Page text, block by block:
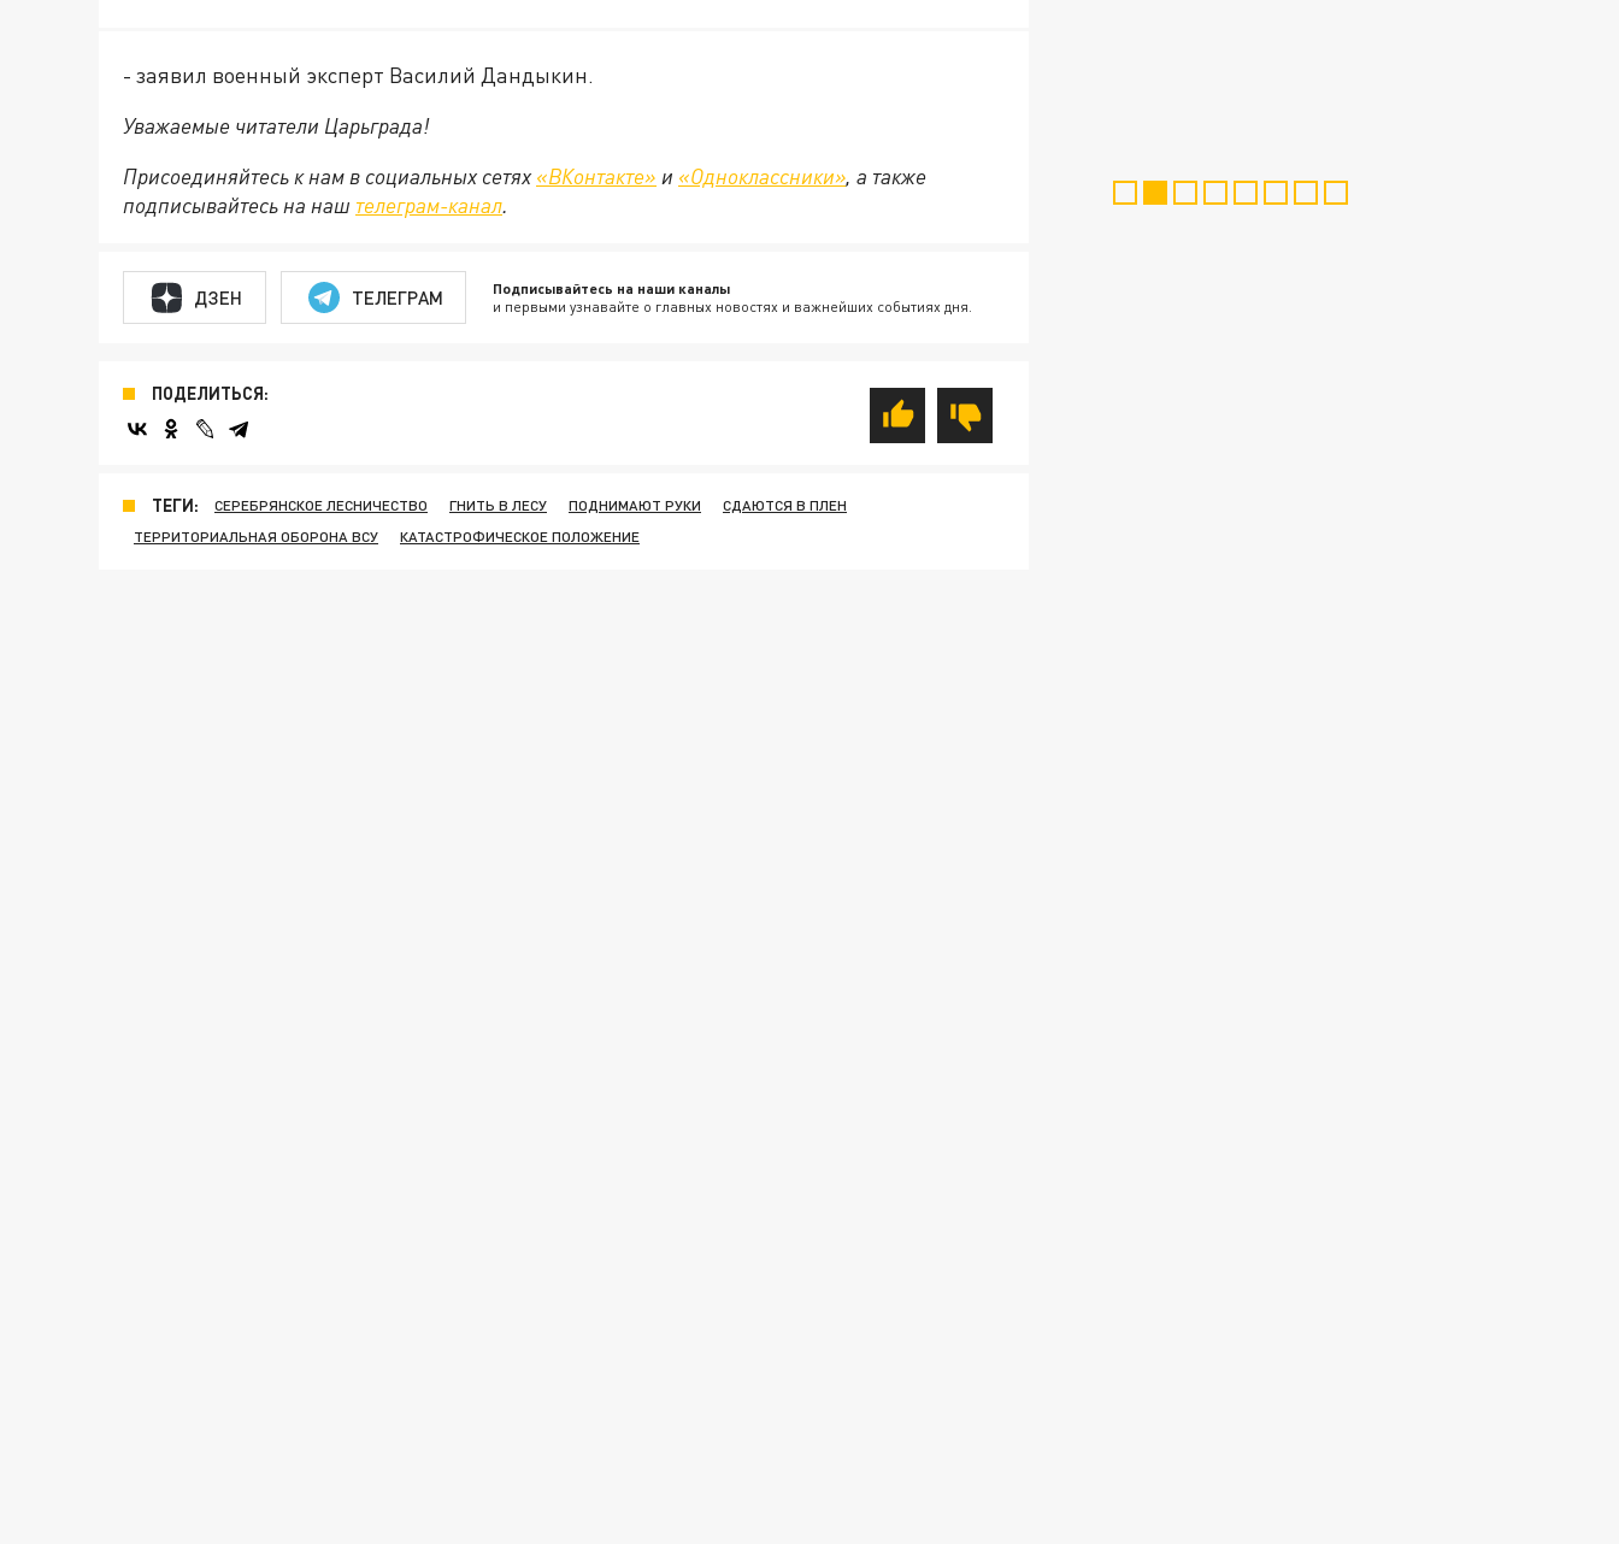
- заявил военный эксперт Василий Дандыкин.
Уважаемые читатели Царьграда!
Присоединяйтесь к нам в социальных сетях «ВКонтакте» и «Одноклассники», а также
подписывайтесь на наш телеграм-канал.
ДЗЕН ТЕЛЕГРАМ Подписывайтесь на наши каналы
и первыми узнавайте о главных новостях и важнейших событиях дня.
ПОДЕЛИТЬСЯ:
ТЕГИ: СЕРЕБРЯНСКОЕ ЛЕСНИЧЕСТВО ГНИТЬ В ЛЕСУ ПОДНИМАЮТ РУКИ
СДАЮТСЯ В ПЛЕН
ТЕРРИТОРИАЛЬНАЯ ОБОРОНА ВСУ
КАТАСТРОФИЧЕСКОЕ ПОЛОЖЕНИЕ